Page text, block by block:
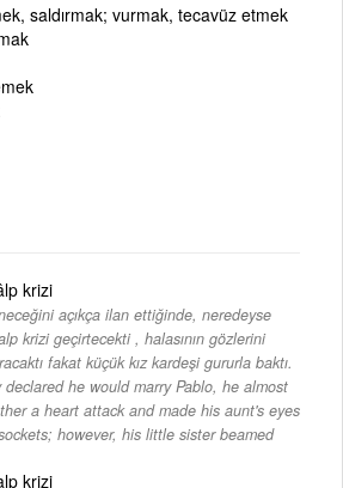
saldırmak; vurmak, tecavüz etmek
krizi
açıkça ilan ettiğinde, neredeyse
krizi geçirtecekti , halasının gözlerini
fakat küçük kız kardeşi gururla baktı.
he would marry Pablo, he almost
a heart attack and made his aunt's eyes
however, his little sister beamed
krizi